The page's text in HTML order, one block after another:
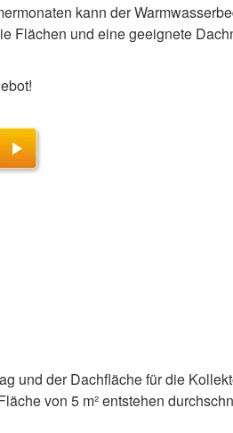
kann der
Flächen und eine geeignete
und der Dachfläche für die
von 5 m² entstehen